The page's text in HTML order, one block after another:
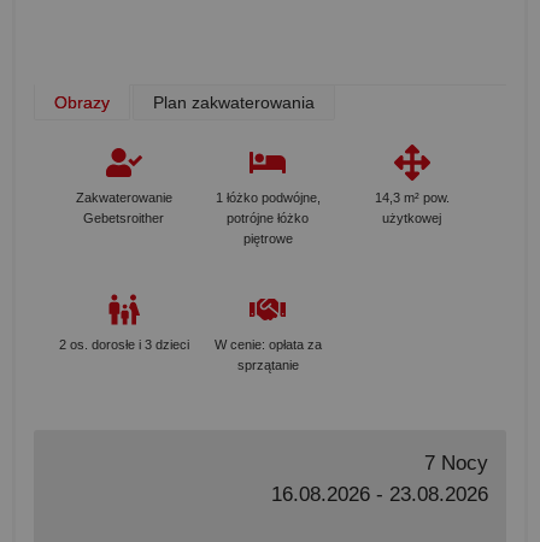
Obrazy Plan zakwaterowania
Zakwaterowanie
Gebetsroither
1 łóżko podwójne,
potrójne łóżko
piętrowe
14,3 m² pow.
użytkowej
2 os. dorosłe i 3 dzieci
W cenie: opłata za
sprzątanie
7 Nocy
16.08.2026 - 23.08.2026